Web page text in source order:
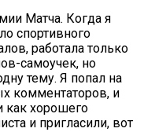
Матча. Когда я
спортивного
работала только
самоучек, но
тему. Я попал на
комментаторов, и
как хорошего
и пригласили, вот